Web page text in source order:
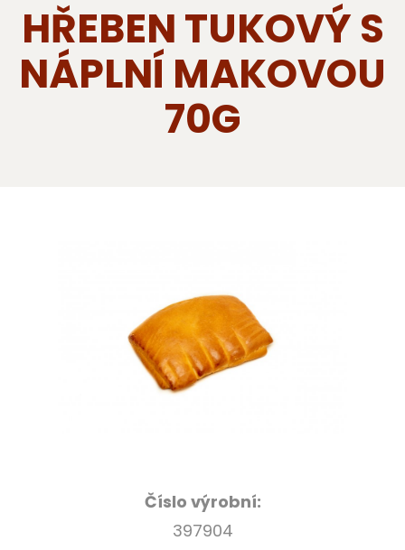
HŘEBEN TUKOVÝ S
NÁPLNÍ MAKOVOU
70G
Číslo výrobní:
397904